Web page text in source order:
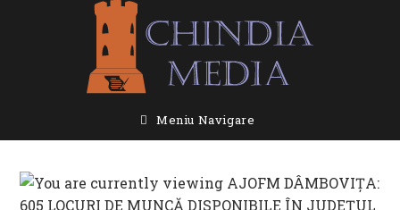
Meniu Navigare